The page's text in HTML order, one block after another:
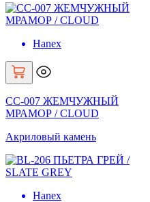
Hanex
CC-007 ЖЕМЧУЖНЫЙ
МРАМОР / CLOUD
Акриловый камень
Hanex